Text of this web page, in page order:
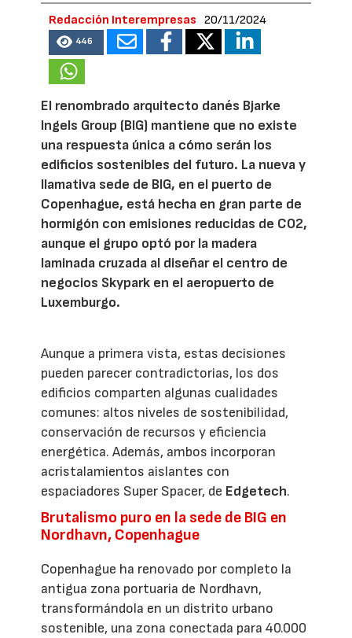
Redacción Interempresas 20/11/2024
446
El renombrado arquitecto danés Bjarke
Ingels Group (BIG) mantiene que no existe
una respuesta única a cómo serán los
edificios sostenibles del futuro. La nueva y
llamativa sede de BIG, en el puerto de
Copenhague, está hecha en gran parte de
hormigón con emisiones reducidas de CO2,
aunque el grupo optó por la madera
laminada cruzada al diseñar el centro de
negocios Skypark en el aeropuerto de
Luxemburgo.
Aunque a primera vista, estas decisiones
pueden parecer contradictorias, los dos
edificios comparten algunas cualidades
comunes: altos niveles de sostenibilidad,
conservación de recursos y eficiencia
energética. Además, ambos incorporan
acristalamientos aislantes con
espaciadores Super Spacer, de Edgetech.
Brutalismo puro en la sede de BIG en
Nordhavn, Copenhague
Copenhague ha renovado por completo la
antigua zona portuaria de Nordhavn,
transformándola en un distrito urbano
sostenible, una zona conectada para 40.000